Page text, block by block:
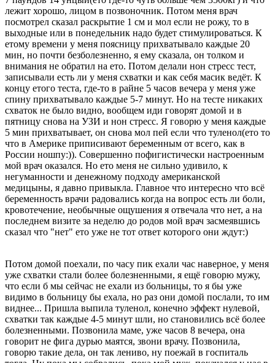
лежит хорошо, лицом в позвоночник. Потом меня врач
посмотрел сказал раскрытие 1 см и мол если не рожу, то в
выходные или в понедельник надо будет стимулироваться. К
етому времени у меня поясницу прихватывало каждые 20
мин, но почти безболезненно, я ему сказала, он толком и
внимания не обратил на ето. Потом делали нон стресс тест,
записывали есть ли у меня схватки и как себя масик ведёт. К
концу етого теста, где-то в райне 5 часов вечера у меня уже
спину прихватывало каждые 5-7 минут. Но на тесте никаких
схваток не было видно, вообщем иди говорят домой и в
пятницу снова на УЗИ и нон стресс. Я говорю у меня каждые
5 мин прихватывает, он снова мол пей если что туленол(ето то
что в Америке приписивают беременным от всего, как в
России ношпу:)). Совершенно пофигистически настроенным
мой врач оказался. Но ето меня не сильно удивило, к
негуманности и денежному подходу американской
медицыны, я давно привыкла. Главное что интересно что всё
беременность врачи радовались когда на вопрос есть ли боли,
кровотечение, необычные ощушения я отвечала что нет, а на
последнем визите за неделю до родов мой врач засмеявшись
сказал что "нет" ето уже не тот ответ которого они ждут:)
Потом домой поехали, по часу пик ехали час наверное, у меня
уже схватки стали более болезненными, я ещё говорю мужу,
что если б мы сейчас не ехали из больницы, то я бы уже
видимо в больницу бы ехала, но раз они домой послали, то им
виднее... Пришла выпила туленол, конечно эффект нулевой,
схватки так каждые 4-5 минут шли, но становились всё более
болезненными. Позвонила маме, уже часов 8 вечера, она
говорит не фига дурью маятся, звони врачу. Позвонила,
говорю такие дела, он так лениво, ну поежай в госпиталь